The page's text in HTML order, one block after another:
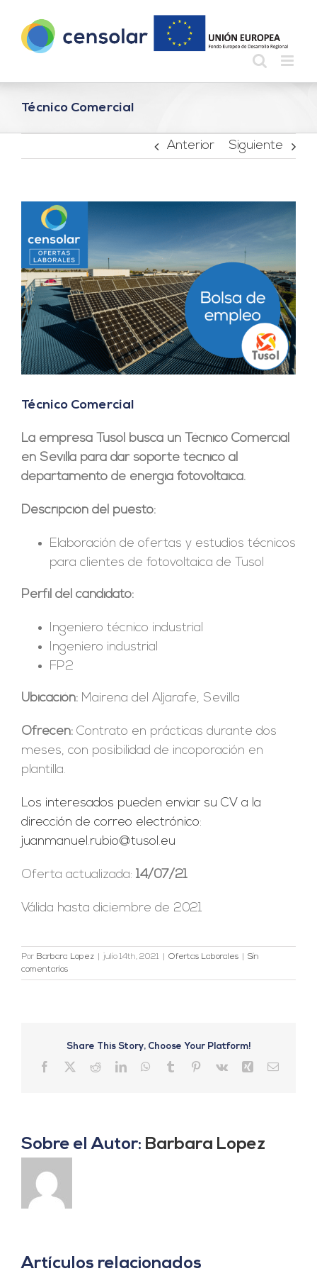
contenido
Técnico Comercial
Anterior Siguiente
imagen
más
grande
Técnico Comercial
La empresaTusol busca un Técnico Comercial
en Sevilla para dar soporte técnico al
departamento de energía fotovoltaica.
Descripción del puesto:
Elaboración de ofertas y estudios técnicos
para clientes de fotovoltaica de Tusol
Perfil del candidato:
Ingeniero técnico industrial
Ingeniero industrial
FP2
Ubicación: Mairena del Aljarafe, Sevilla
Ofrecen: Contrato en prácticas durante dos
meses, con posibilidad de incoporación en
plantilla.
Los interesados pueden enviar su CV a la
dirección de correo electrónico:
juanmanuel.rubio@tusol.eu
Oferta actualizada: 14/07/21
Válida hasta diciembre de 2021
Por Barbara Lopez julio 14th, 2021 Ofertas Laborales
Sin
comentarios
Share This Story, Choose Your Platform!
Facebook RedditLinkedInWhatsApp
Tumblr Pinterest
Vk Xing Correo
Sobre el Autor: Barbara Lopez
Artículos relacionados